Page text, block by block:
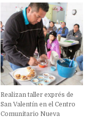
Realizan taller exprés de
San Valentín en el Centro
Comunitario Nueva